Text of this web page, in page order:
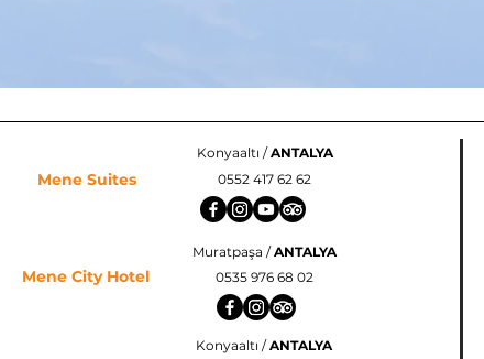
Mene Suites
Konyaaltı /ANTALYA
0552 417 62 62
Muratpaşa /ANTALYA
Mene City Hotel 0535 976 68 02
Konyaaltı /ANTALYA